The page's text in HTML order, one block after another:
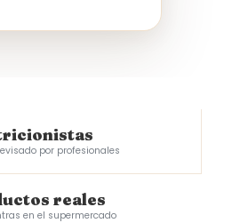
por profesionales
reales
en el supermercado